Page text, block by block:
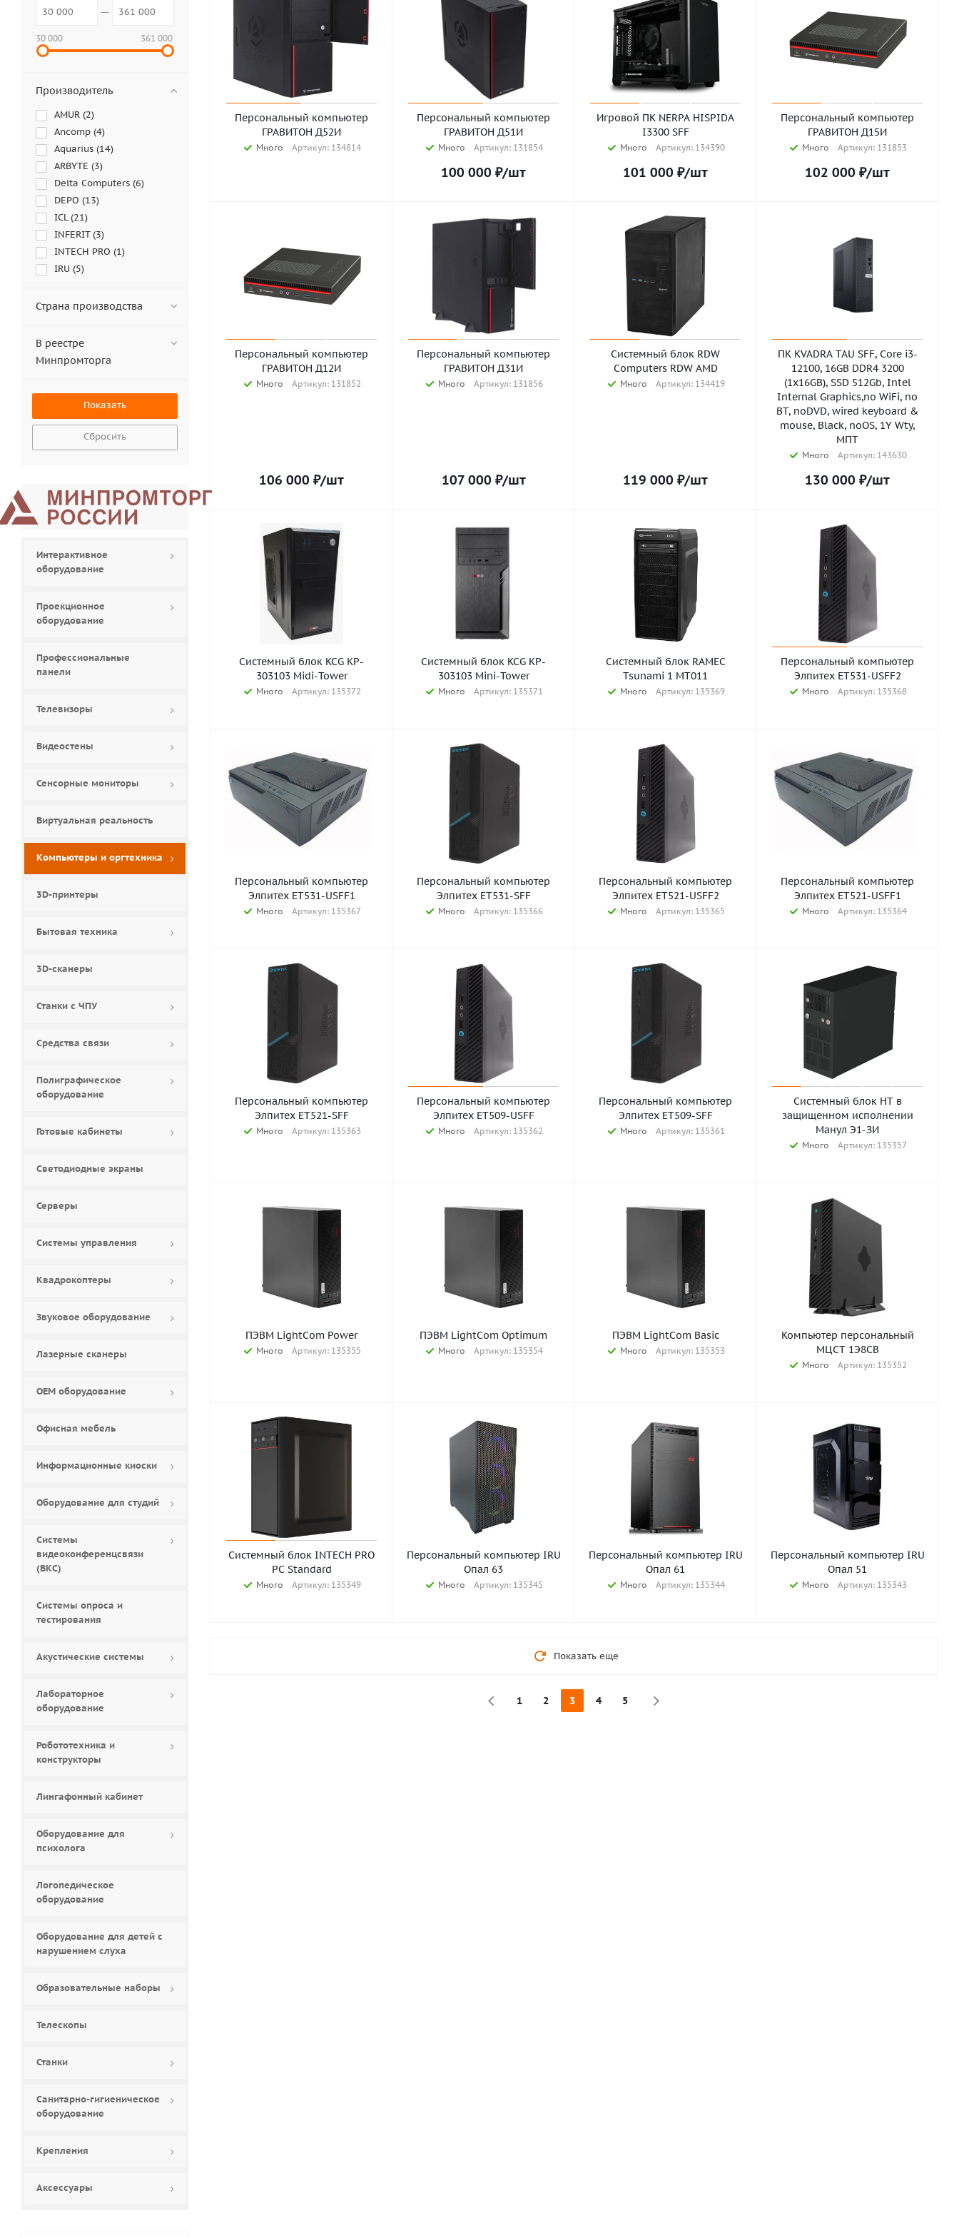
Персональный компьютер
ГРАВИТОН Д52И
Много Артикул: 134814
Персональный компьютер
ГРАВИТОН Д51И
Много Артикул: 131854
100 000 ₽/шт
Игровой ПК NERPA HISPIDA
I3300 SFF
Много Артикул: 134390
101 000 ₽/шт
Персональный компьютер
ГРАВИТОН Д15И
Много Артикул: 131853
102 000 ₽/шт
Персональный компьютер
ГРАВИТОН Д12И
Много Артикул: 131852
106 000 ₽/шт
Персональный компьютер
ГРАВИТОН Д31И
Много Артикул: 131856
107 000 ₽/шт
Системный блок RDW
Computers RDW AMD
Много Артикул: 134419
119 000 ₽/шт
ПК KVADRA TAU SFF, Core i3-
12100, 16GB DDR4 3200
(1x16GB), SSD 512Gb, Intel
Internal Graphics,no WiFi, no
BT, noDVD, wired keyboard &
mouse, Black, noOS, 1Y Wty,
МПТ
Много Артикул: 143630
130 000 ₽/шт
Системный блок KCG KP-
303103 Midi-Tower
Много Артикул: 135372
Системный блок KCG KP-
303103 Mini-Tower
Много Артикул: 135371
Системный блок RAMEC
Tsunami 1 МТ011
Много Артикул: 135369
Персональный компьютер
Элпитех ET531-USFF2
Много Артикул: 135368
Персональный компьютер
Элпитех ET531-USFF1
Много Артикул: 135367
Персональный компьютер
Элпитех ET531-SFF
Много Артикул: 135366
Персональный компьютер
Элпитех ET521-USFF2
Много Артикул: 135365
Персональный компьютер
Элпитех ET521-USFF1
Много Артикул: 135364
Персональный компьютер
Элпитех ET521-SFF
Много Артикул: 135363
Персональный компьютер
Элпитех ET509-USFF
Много Артикул: 135362
Персональный компьютер
Элпитех ET509-SFF
Много Артикул: 135361
Системный блок НТ в
защищенном исполнении
Манул Э1-ЗИ
Много Артикул: 135357
ПЭВМ LightCom Power
Много Артикул: 135355
ПЭВМ LightCom Optimum
Много Артикул: 135354
ПЭВМ LightCom Basic
Много Артикул: 135353
Компьютер персональный
МЦСТ 1Э8СВ
Много Артикул: 135352
Системный блок INTECH PRO
PC Standard
Много Артикул: 135349
Персональный компьютер IRU
Опал 63
Много Артикул: 135345
Персональный компьютер IRU
Опал 61
Много Артикул: 135344
Персональный компьютер IRU
Опал 51
Много Артикул: 135343
Показать еще
1 2 3 4 5
30 000 361 000
Производитель
AMUR (2)
Ancomp (4)
Aquarius (14)
ARBYTE (3)
Delta Computers (6)
DEPO (13)
ICL (21)
INFERIT (3)
INTECH PRO (1)
IRU (5)
KVADRA (7)
Гравитон (12)
МЦСТ (1)
НОРСИ-ТРАНС (1
Страна производства
В реестре
Минпромторга
Сбросить
Интерактивное
оборудование
Проекционное
оборудование
Профессиональные
панели
Телевизоры
Видеостены
Сенсорные мониторы
Виртуальная реальность
Компьютеры и оргтехника
3D-принтеры
Бытовая техника
3D-сканеры
Станки с ЧПУ
Средства связи
Полиграфическое
оборудование
Готовые кабинеты
Светодиодные экраны
Серверы
Системы управления
Квадрокоптеры
Звуковое оборудование
Лазерные сканеры
ОЕМ оборудование
Офисная мебель
Информационные киоски
Оборудование для студий
Системы
видеоконференцсвязи
(ВКС)
Системы опроса и
тестирования
Акустические системы
Лабораторное
оборудование
Робототехника и
конструкторы
Лингафонный кабинет
Оборудование для
психолога
Логопедическое
оборудование
Оборудование для детей с
нарушением слуха
Образовательные наборы
Телескопы
Станки
Cанитарно-гигиеническое
оборудование
Крепления
Аксессуары